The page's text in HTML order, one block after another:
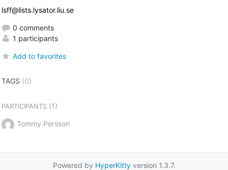
lsff@lists.lysator.liu.se
0 comments
1 participants
Add to favorites
TAGS (0)
PARTICIPANTS(1)
Tommy Persson
Powered by HyperKittyversion 1.3.7.